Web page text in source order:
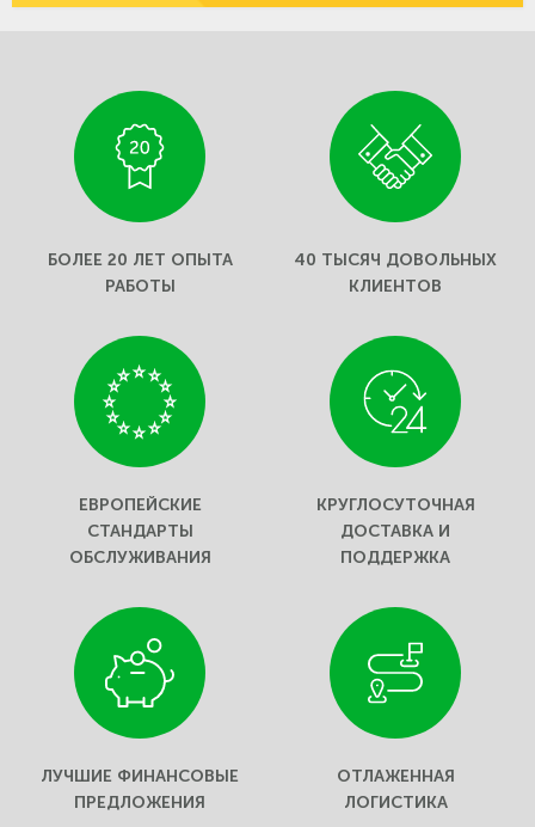
БОЛЕЕ 20 ЛЕТ ОПЫТА
РАБОТЫ
40 ТЫСЯЧ ДОВОЛЬНЫХ
КЛИЕНТОВ
ЕВРОПЕЙСКИЕ
СТАНДАРТЫ
ОБСЛУЖИВАНИЯ
КРУГЛОСУТОЧНАЯ
ДОСТАВКА И
ПОДДЕРЖКА
ЛУЧШИЕ ФИНАНСОВЫЕ
ПРЕДЛОЖЕНИЯ
ОТЛАЖЕННАЯ
ЛОГИСТИКА